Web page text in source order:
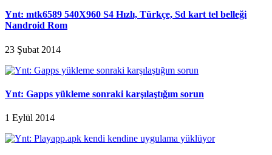
Ynt: mtk6589 540X960 S4 Hızlı, Türkçe, Sd kart tel belleği
Nandroid Rom
23 Şubat 2014
Ynt: Gapps yükleme sonraki karşılaştığım sorun
1 Eylül 2014